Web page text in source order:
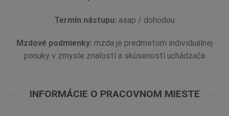
Termín nástupu: asap / dohodou
Mzdové podmienky: mzda je predmetom individuálnej
ponuky v zmysle znalostí a skúseností uchádzača
INFORMÁCIE O PRACOVNOM MIESTE